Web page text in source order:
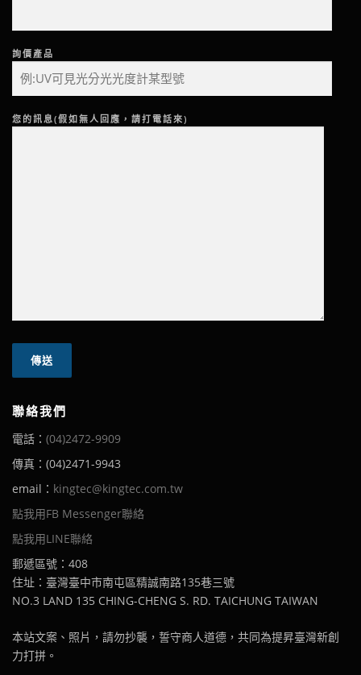
詢價產品
您的訊息(假如無人回應，請打電話來)
聯絡我們
電話： (04)2472-9909
傳真：(04)2471-9943
email： kingtec@kingtec.com.tw
點我用FB Messenger聯絡
點我用LINE聯絡
郵遞區號：408
住址：臺灣臺中市南屯區精誠南路135巷三號
NO.3 LAND 135 CHING-CHENG S. RD. TAICHUNG TAIWAN
本站文案、照片，請勿抄襲，誓守商人道德，共同為提昇臺灣新創
力打拼。